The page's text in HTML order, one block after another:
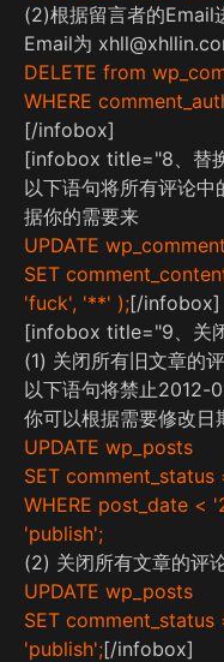
(2)根据留言者的Email
Email为
DELETE from
WHERE
[/infobox]
[infobox title="8、替
以下语句将所有评论
据你的需要来
UPDATE
SET
'fuck', '**' );[/infobox]
[infobox title="9、关
(1) 关闭所有旧文章的评
以下语句将禁止2012-
你可以根据需要修改日
UPDATE wp_posts
SET
WHERE post_date <
'publish';
(2) 关闭所有文章的评
UPDATE wp_posts
SET
'publish';[/infobox]